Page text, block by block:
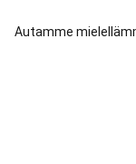
Autamme